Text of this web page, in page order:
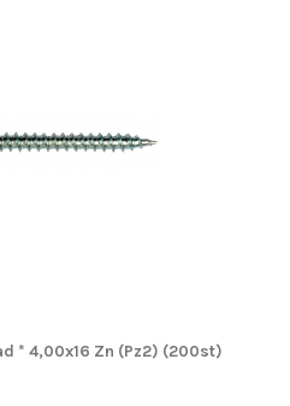
* 4,00x16 Zn (Pz2) (200st)